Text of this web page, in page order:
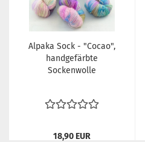
Alpaka Sock - "Cocao",
handgefärbte
Sockenwolle
18,90 EUR